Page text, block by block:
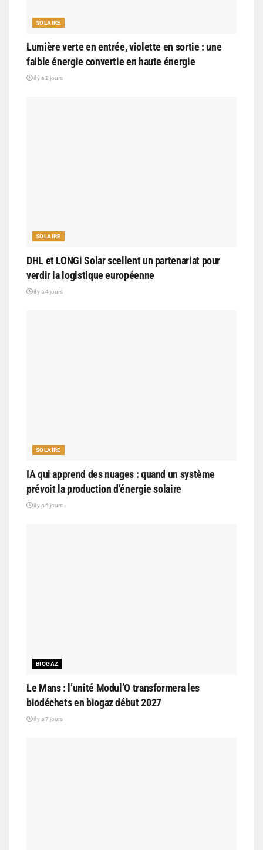
SOLAIRE
Lumière verte en entrée, violette en sortie : une
faible énergie convertie en haute énergie
il y a 2 jours
SOLAIRE
DHL et LONGi Solar scellent un partenariat pour
verdir la logistique européenne
il y a 4 jours
SOLAIRE
IA qui apprend des nuages : quand un système
prévoit la production d’énergie solaire
il y a 6 jours
BIOGAZ
Le Mans : l’unité Modul’O transformera les
biodéchets en biogaz début 2027
il y a 7 jours